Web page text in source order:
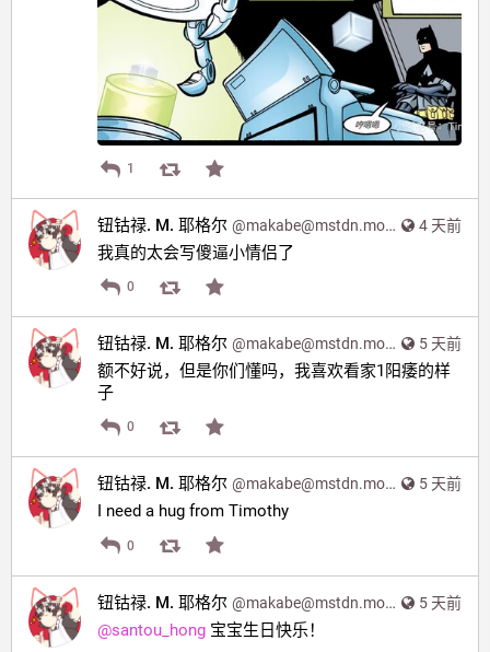
1
4 天前
钮钴禄. M. 耶格尔 @makabe@mstdn.moe
我真的太会写傻逼小情侣了
0
5 天前
钮钴禄. M. 耶格尔 @makabe@mstdn.moe
额不好说，但是你们懂吗，我喜欢看家1阳痿的样
子
0
5 天前
钮钴禄. M. 耶格尔 @makabe@mstdn.moe
I need a hug from Timothy
0
5 天前
钮钴禄. M. 耶格尔 @makabe@mstdn.moe
@santou_hong 宝宝生日快乐！